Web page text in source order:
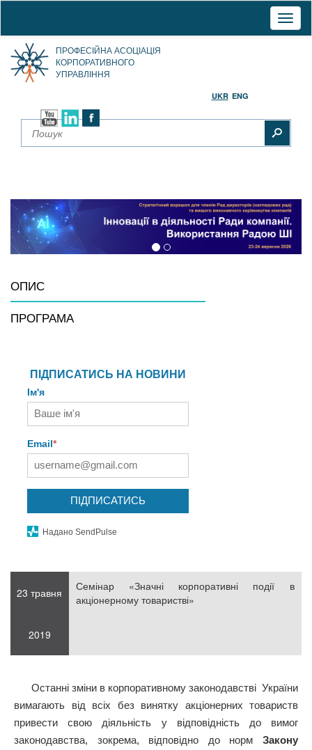
ПРОФЕСІЙНА АСОЦІАЦІЯ
КОРПОРАТИВНОГО
УПРАВЛІННЯ
UKR ENG
ОПИС
ПРОГРАМА
ПІДПИСАТИСЬ НА НОВИНИ
Ім'я
Email*
ПІДПИСАТИСЬ
Надано SendPulse
23 травня
2019
Семінар «Значні корпоративні події в
акціонерному товаристві»
Останні зміни в корпоративному законодавстві України
вимагають від всіх без винятку акціонерних товариств
привести свою діяльність у відповідність до вимог
законодавства, зокрема, відповідно до норм Закону